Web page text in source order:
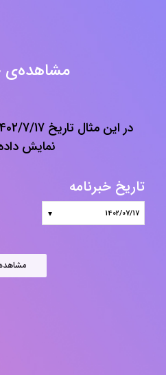
مشاهده‌ی
نمایش
تاریخ خبرنامه
مشاهده